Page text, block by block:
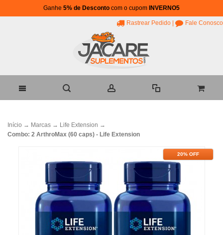
Ganhe 5% de Desconto com o cupom INVERNO5
Rastrear Pedido Fale Conosco
Início → Marcas → Life Extension →
Combo: 2 ArthroMax (60 caps) - Life Extension
20% OFF